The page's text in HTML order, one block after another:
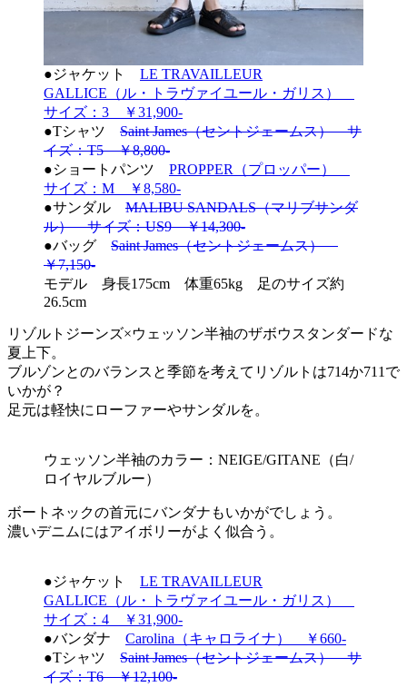
●ジャケット LE TRAVAILLEUR
GALLICE（ル・トラヴァイユール・ガリス）
サイズ：3 ￥31,900-
●Tシャツ Saint James（セントジェームス） サ
イズ：T5 ￥8,800-
●ショートパンツ PROPPER（プロッパー）
サイズ：M ￥8,580-
●サンダル MALIBU SANDALS（マリブサンダ
ル） サイズ：US9 ￥14,300-
●バッグ Saint James（セントジェームス）
￥7,150-
モデル 身長175cm 体重65kg 足のサイズ約
26.5cm
リゾルトジーンズ×ウェッソン半袖のザボウスタンダードな
夏上下。
ブルゾンとのバランスと季節を考えてリゾルトは714か711で
いかが？
足元は軽快にローファーやサンダルを。
ウェッソン半袖のカラー：NEIGE/GITANE（白/
ロイヤルブルー）
ボートネックの首元にバンダナもいかがでしょう。
濃いデニムにはアイボリーがよく似合う。
●ジャケット LE TRAVAILLEUR
GALLICE（ル・トラヴァイユール・ガリス）
サイズ：4 ￥31,900-
●バンダナ Carolina（キャロライナ） ￥660-
●Tシャツ Saint James（セントジェームス） サ
イズ：T6 ￥12,100-